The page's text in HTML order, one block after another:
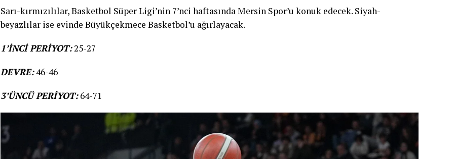
Sarı-kırmızılılar, Basketbol Süper Ligi’nin 7’nci haftasında Mersin Spor’u konuk edecek. Siyah-
beyazlılar ise evinde Büyükçekmece Basketbol’u ağırlayacak.
1’İNCİ PERİYOT:25-27
DEVRE:46-46
3’ÜNCÜ PERİYOT:64-71